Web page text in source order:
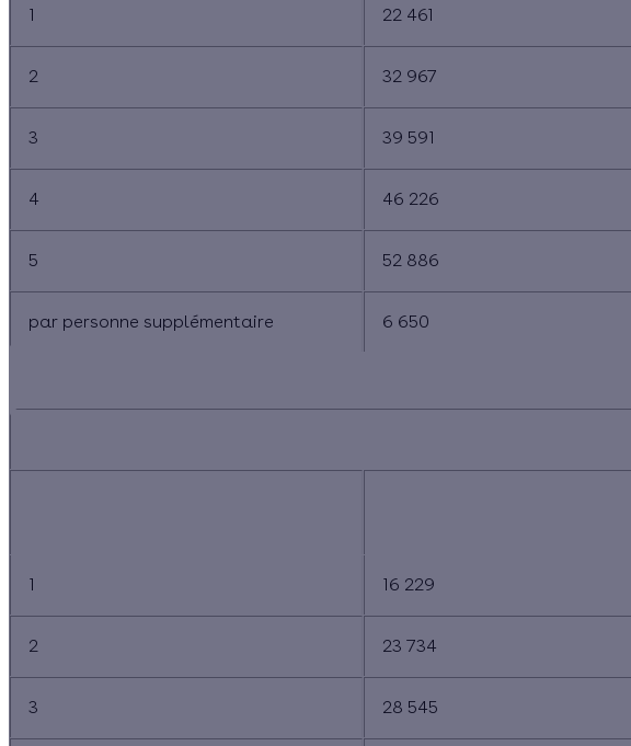
1 22 461
2 32 967
3 39 591
4 46 226
5 52 886
par personne supplémentaire 6 650
1 16 229
2 23 734
3 28 545